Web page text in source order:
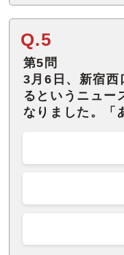
Q.5
第5問
3月6日、新宿西
るというニュー
なりました。「